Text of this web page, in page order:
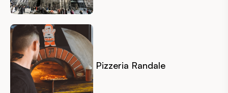
Pizzeria Randale